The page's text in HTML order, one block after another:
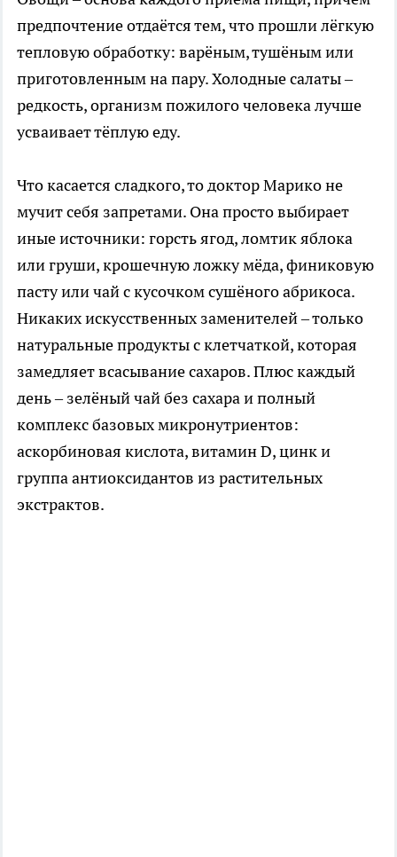
предпочтение отдаётся тем, что прошли лёгкую
тепловую обработку: варёным, тушёным или
приготовленным на пару. Холодные салаты –
редкость, организм пожилого человека лучше
усваивает тёплую еду.
Что касается сладкого, то доктор Марико не
мучит себя запретами. Она просто выбирает
иные источники: горсть ягод, ломтик яблока
или груши, крошечную ложку мёда, финиковую
пасту или чай с кусочком сушёного абрикоса.
Никаких искусственных заменителей – только
натуральные продукты с клетчаткой, которая
замедляет всасывание сахаров. Плюс каждый
день – зелёный чай без сахара и полный
комплекс базовых микронутриентов:
аскорбиновая кислота, витамин D, цинк и
группа антиоксидантов из растительных
экстрактов.